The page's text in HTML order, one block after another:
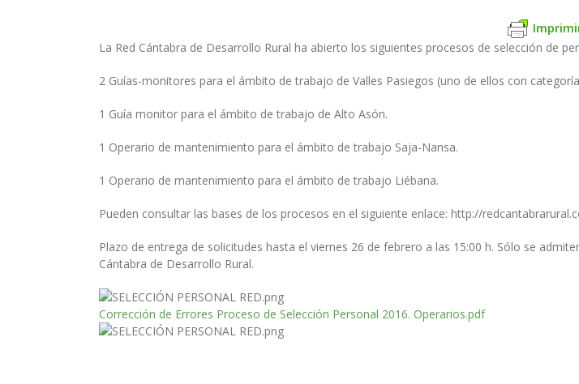
La Red Cántabra de Desarrollo Rural ha abierto los siguientes procesos de selección de
2 Guías-monitores para el ámbito de trabajo de Valles Pasiegos (uno de ellos con
1 Guía monitor para el ámbito de trabajo de Alto Asón.
1 Operario de mantenimiento para el ámbito de trabajo Saja-Nansa.
1 Operario de mantenimiento para el ámbito de trabajo Liébana.
Pueden consultar las bases de los procesos en el siguiente enlace: http://
Plazo de entrega de solicitudes hasta el viernes 26 de febrero a las 15:00 h. Sólo se
Cántabra de Desarrollo Rural.
Corrección de Errores Proceso de Selección Personal 2016. Operarios.pdf